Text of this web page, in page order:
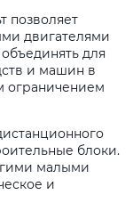
позволяет
двигателями
для
и машин в
ограничением
блоки.
малыми
и